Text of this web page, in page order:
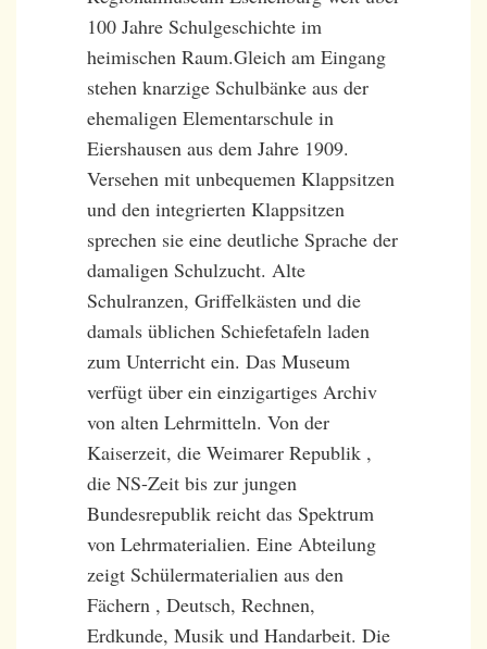
100 Jahre Schulgeschichte im
heimischen Raum.Gleich am Eingang
stehen knarzige Schulbänke aus der
ehemaligen Elementarschule in
Eiershausen aus dem Jahre 1909.
Versehen mit unbequemen Klappsitzen
und den integrierten Klappsitzen
sprechen sie eine deutliche Sprache der
damaligen Schulzucht. Alte
Schulranzen, Griffelkästen und die
damals üblichen Schiefetafeln laden
zum Unterricht ein. Das Museum
verfügt über ein einzigartiges Archiv
von alten Lehrmitteln. Von der
Kaiserzeit, die Weimarer Republik ,
die NS-Zeit bis zur jungen
Bundesrepublik reicht das Spektrum
von Lehrmaterialien. Eine Abteilung
zeigt Schülermaterialien aus den
Fächern , Deutsch, Rechnen,
Erdkunde, Musik und Handarbeit. Die